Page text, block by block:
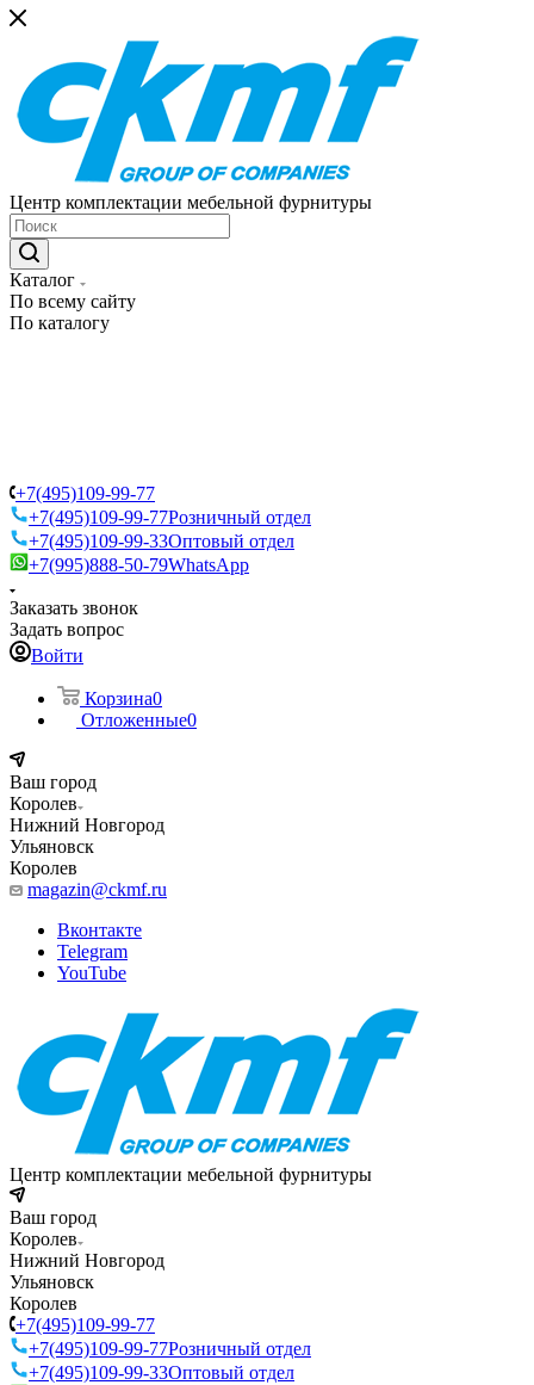
Центр комплектации мебельной фурнитуры
Каталог
По всему сайту
По каталогу
+7(495)109-99-77
+7(495)109-99-77Розничный отдел
+7(495)109-99-33Оптовый отдел
+7(995)888-50-79WhatsApp
Заказать звонок
Задать вопрос
Войти
Корзина0
Отложенные0
Ваш город
Королев
Нижний Новгород
Ульяновск
Королев
magazin@ckmf.ru
Вконтакте
Telegram
YouTube
Центр комплектации мебельной фурнитуры
Ваш город
Королев
Нижний Новгород
Ульяновск
Королев
+7(495)109-99-77
+7(495)109-99-77Розничный отдел
+7(495)109-99-33Оптовый отдел